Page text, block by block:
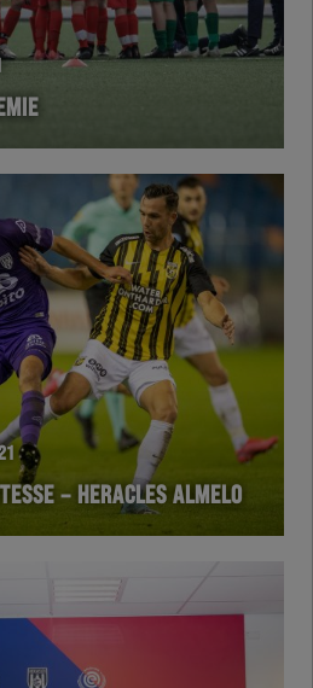
– HERACLES ALMELO